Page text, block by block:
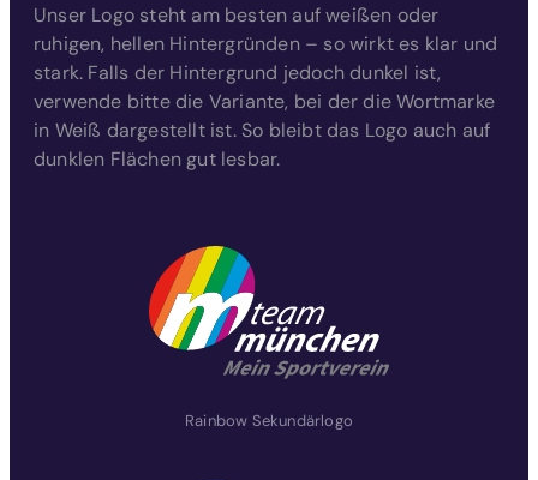
Unser Logo steht am besten auf weißen oder
ruhigen, hellen Hintergründen – so wirkt es klar und
stark. Falls der Hintergrund jedoch dunkel ist,
verwende bitte die Variante, bei der die Wortmarke
in Weiß dargestellt ist. So bleibt das Logo auch auf
dunklen Flächen gut lesbar.
Rainbow Sekundärlogo